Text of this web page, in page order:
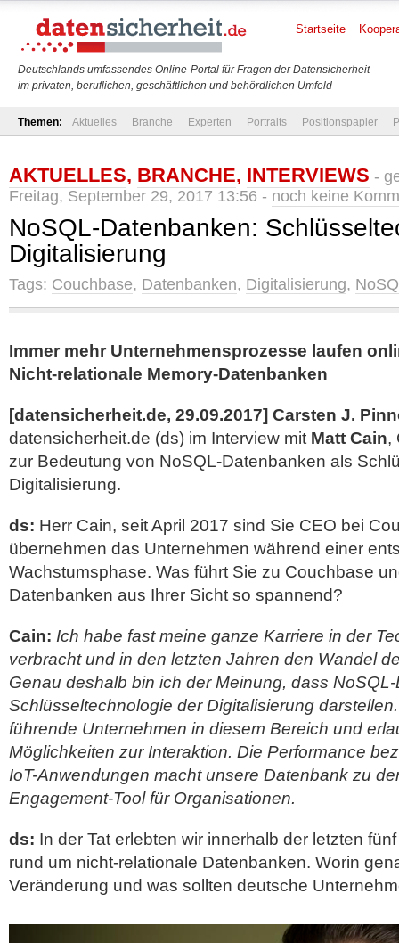
Deutschlands umfassendes Online-Portal für Fragen der Datensicherheit
im privaten, beruflichen, geschäftlichen und behördlichen Umfeld
Startseite
Themen: Aktuelles Branche Experten Portraits Positionspapier
AKTUELLES, BRANCHE, INTERVIEWS -
Freitag, September 29, 2017 13:56 - noch keine
NoSQL-Datenbanken:
Digitalisierung
Tags: Couchbase, Datenbanken, Digitalisierung,
Immer mehr Unternehmensprozesse laufen
Nicht-relationale Memory-Datenbanken
[datensicherheit.de, 29.09.2017] Carsten J.
datensicherheit.de (ds) im Interview mit Matt Cain,
zur Bedeutung von NoSQL-Datenbanken als
Digitalisierung.
ds: Herr Cain, seit April 2017 sind Sie CEO bei
übernehmen das Unternehmen während einer
Wachstumsphase. Was führt Sie zu Couchbase
Datenbanken aus Ihrer Sicht so spannend?
Cain: Ich habe fast meine ganze Karriere in der
verbracht und in den letzten Jahren den Wandel
Genau deshalb bin ich der Meinung, dass
Schlüsseltechnologie der Digitalisierung
führende Unternehmen in diesem Bereich und
Möglichkeiten zur Interaktion. Die Performance
IoT-Anwendungen macht unsere Datenbank zu
Engagement-Tool für Organisationen.
ds: In der Tat erlebten wir innerhalb der letzten
rund um nicht-relationale Datenbanken. Worin
Veränderung und was sollten deutsche